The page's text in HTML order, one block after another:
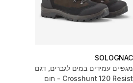
SOLOGNAC
מגפיים עמידים במים לגברים, דגם
Crosshunt 120 Resist - חום